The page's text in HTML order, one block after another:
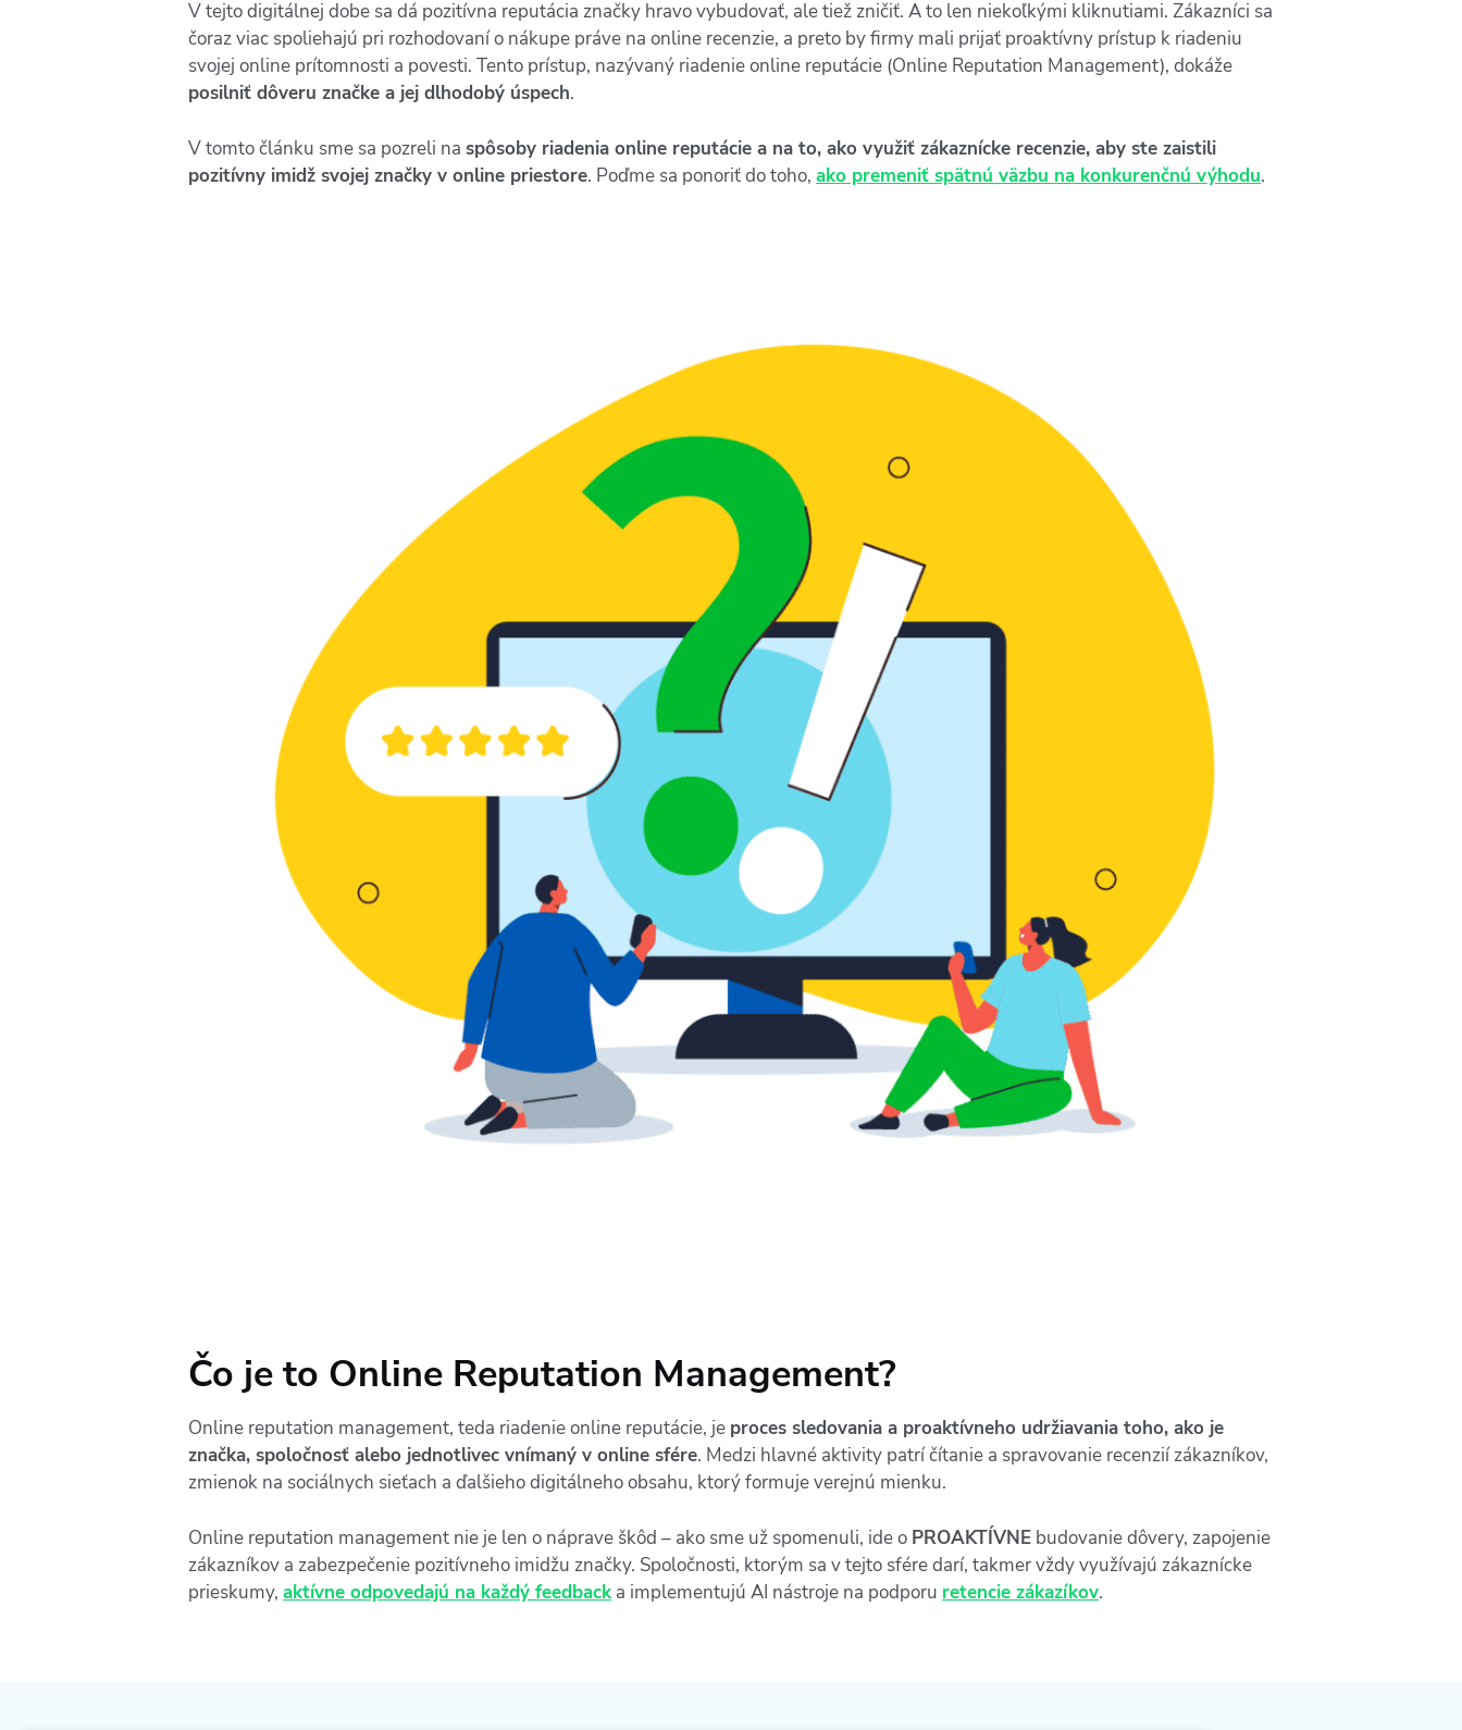
V tejto digitálnej dobe sa dá pozitívna reputácia značky hravo vybudovať, ale tiež zničiť. A to len niekoľkými kliknutiami. Zákazníci sa
čoraz viac spoliehajú pri rozhodovaní o nákupe práve na online recenzie, a preto by firmy mali prijať proaktívny prístup k riadeniu
svojej online prítomnosti a povesti. Tento prístup, nazývaný riadenie online reputácie (Online Reputation Management), dokáže
posilniť dôveru značke a jej dlhodobý úspech.
V tomto článku sme sa pozreli na spôsoby riadenia online reputácie a na to, ako využiť zákaznícke recenzie, aby ste zaistili
pozitívny imidž svojej značky v online priestore. Poďme sa ponoriť do toho, ako premeniť spätnú väzbu na konkurenčnú výhodu.
Čo je to Online Reputation Management?
Online reputation management, teda riadenie online reputácie, je proces sledovania a proaktívneho udržiavania toho, ako je
značka, spoločnosť alebo jednotlivec vnímaný v online sfére. Medzi hlavné aktivity patrí čítanie a spravovanie recenzií zákazníkov,
zmienok na sociálnych sieťach a ďalšieho digitálneho obsahu, ktorý formuje verejnú mienku.
Online reputation management nie je len o náprave škôd – ako sme už spomenuli, ide o PROAKTÍVNE budovanie dôvery, zapojenie
zákazníkov a zabezpečenie pozitívneho imidžu značky. Spoločnosti, ktorým sa v tejto sfére darí, takmer vždy využívajú zákaznícke
prieskumy, aktívne odpovedajú na každý feedbacka implementujú AI nástroje na podporu retencie zákazíkov.